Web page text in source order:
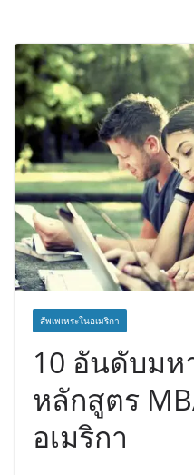
สัพเพเหระในอเมริกา
10 อันดับม
หลักสูตร
อเมริกา